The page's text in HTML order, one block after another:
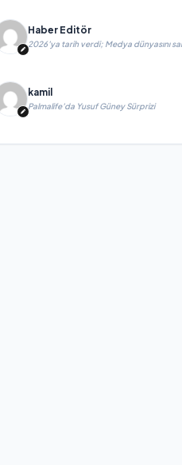
Haber Editör
2026’ya tarih verdi; Medya dünyasını
kamil
Palmalife’da Yusuf Güney Sürprizi